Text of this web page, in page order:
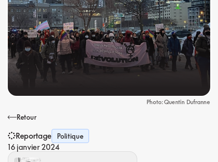
Photo: Quentin Dufranne
Retour
Reportage Politique
16 janvier 2024